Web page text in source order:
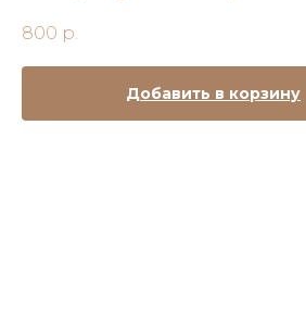
800 р.
Добавить в корзину